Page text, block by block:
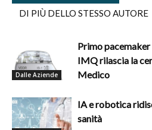
DI PIÙ DELLO STESSO AUTORE
Dalle Aziende
Primo
IMQ rilascia la
Medico
IA e robotica
sanità